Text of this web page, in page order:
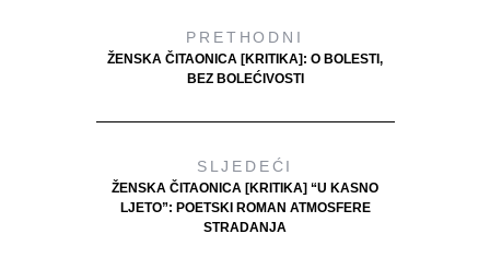
PRETHODNI
ŽENSKA ČITAONICA [KRITIKA]: O BOLESTI,
BEZ BOLEĆIVOSTI
SLJEDEĆI
ŽENSKA ČITAONICA [KRITIKA] “U KASNO
LJETO”: POETSKI ROMAN ATMOSFERE
STRADANJA